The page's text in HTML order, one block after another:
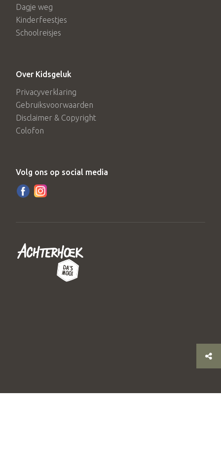
Dagje weg
Kinderfeestjes
Schoolreisjes
Over Kidsgeluk
Privacyverklaring
Gebruiksvoorwaarden
Disclaimer & Copyright
Colofon
Volg ons op social media